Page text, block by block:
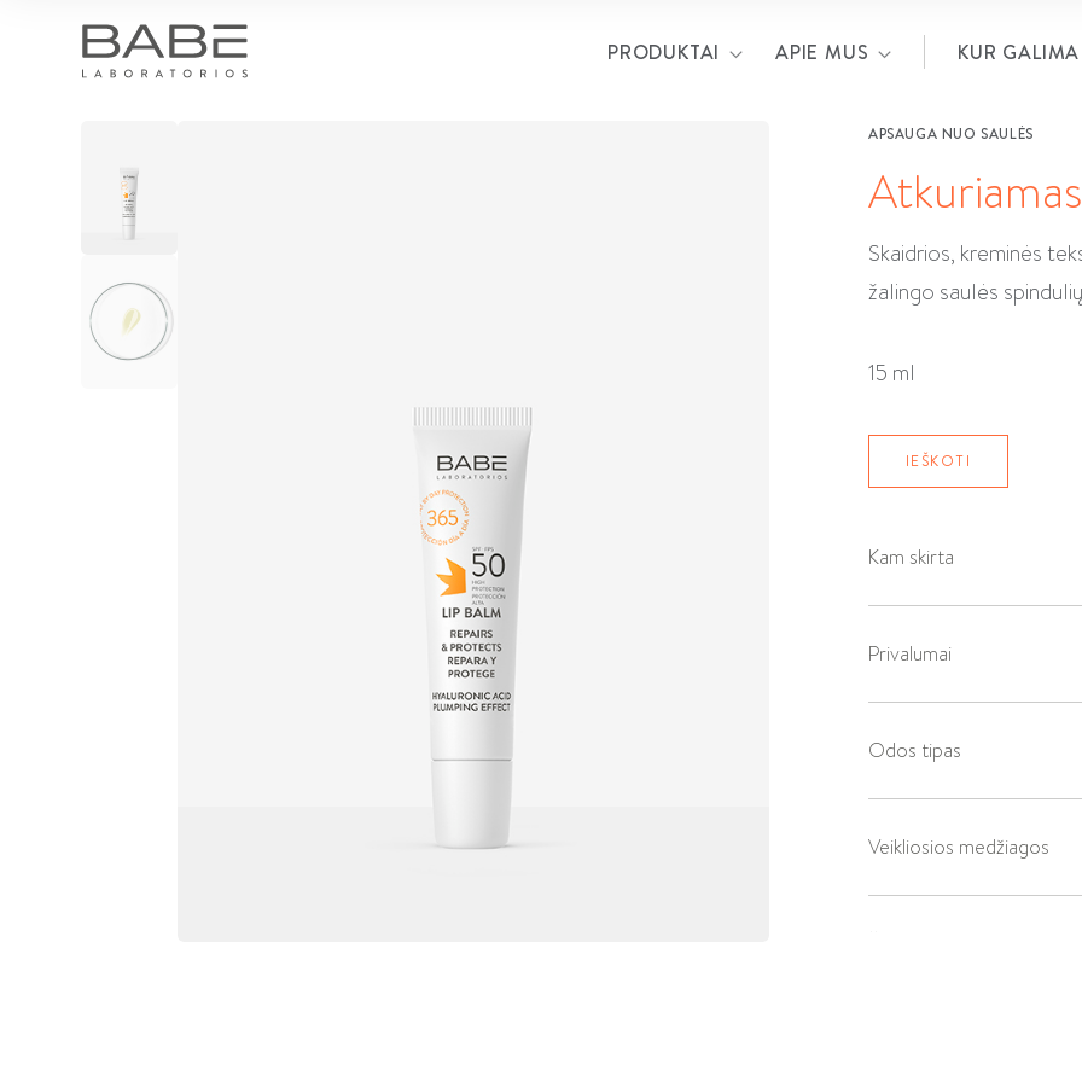
PRODUKTAI APIE MUS KUR
APSAUGA NUO SAULĖS
Skaidrios, kreminės
žalingo saulės
15 ml
IEŠKOTI
Kam skirta
Privalumai
Odos tipas
Veikliosios medžiagos